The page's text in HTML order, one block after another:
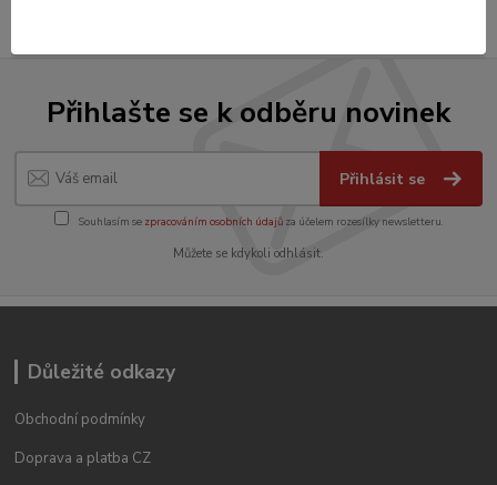
Přihlašte se k odběru novinek
Přihlásit se
Souhlasím se zpracováním osobních údajůza účelem rozesílky newsletteru.
Můžete se kdykoli odhlásit.
Důležité odkazy
Obchodní podmínky
Doprava a platba CZ